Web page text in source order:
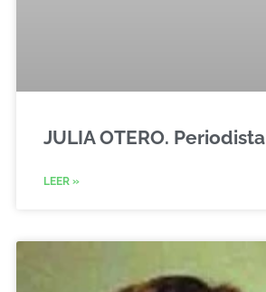
JULIA OTERO. Periodista
LEER »